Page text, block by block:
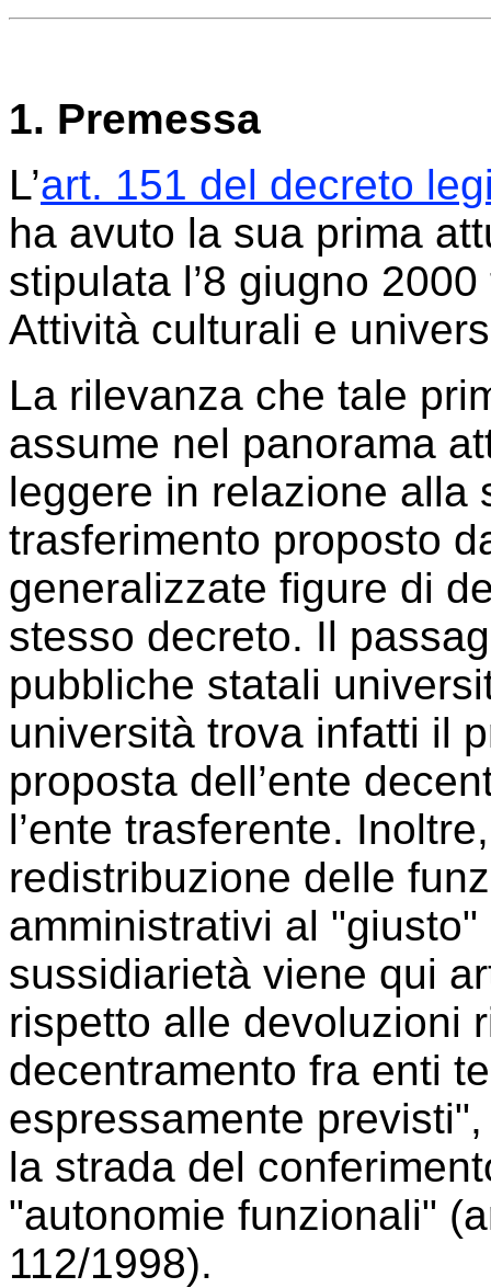
1. Premessa
L’art. 151 del decreto
ha avuto la sua prima
stipulata l’8 giugno
Attività culturali e
La rilevanza che tale
assume nel panorama
leggere in relazione alla
trasferimento proposto
generalizzate figure di
stesso decreto. Il
pubbliche statali
università trova infatti il
proposta dell’ente
l’ente trasferente.
redistribuzione delle
amministrativi al
sussidiarietà viene qui
rispetto alle devoluzioni
decentramento fra enti
espressamente
la strada del
"autonomie funzionali"
112/1998).